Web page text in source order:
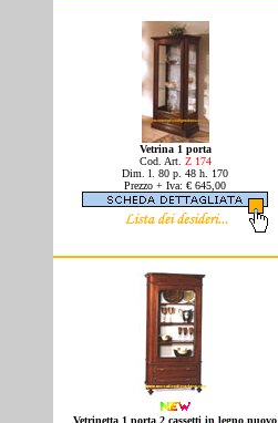
Vetrina 1 porta
Cod. Art. Z 174
Dim. l. 80 p. 48 h. 170
Prezzo + Iva: € 645,00
Vetrinetta 1 porta 2 cassetti in legno nuovo